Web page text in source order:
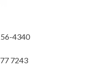
4340
7243